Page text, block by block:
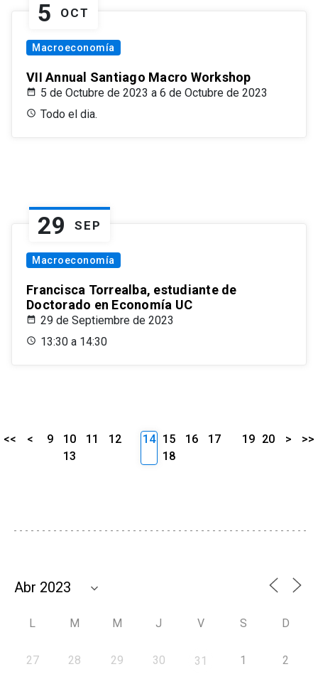
5 OCT
Macroeconomía
VII Annual Santiago Macro Workshop
5 de Octubre de 2023 a 6 de Octubre de 2023
Todo el dia.
29 SEP
Macroeconomía
Francisca Torrealba, estudiante de
Doctorado en Economía UC
29 de Septiembre de 2023
13:30 a 14:30
<< < 9 10 11
12
13
14 15 16
17
18
19 20 > >>
L M M J V S D
27 28 29 30 31 1 2